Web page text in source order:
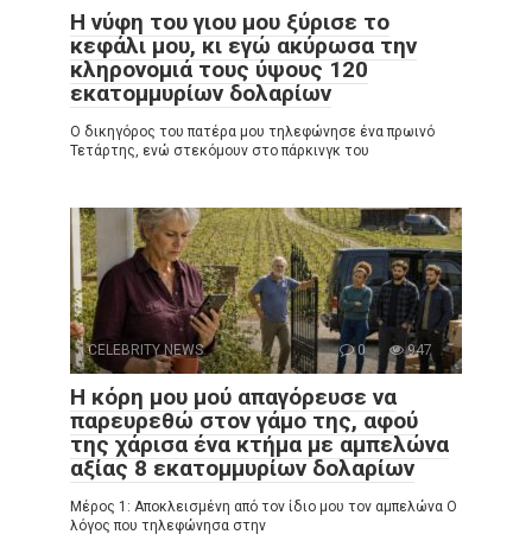
Η νύφη του γιου μου ξύρισε το
κεφάλι μου, κι εγώ ακύρωσα την
κληρονομιά τους ύψους 120
εκατομμυρίων δολαρίων
Ο δικηγόρος του πατέρα μου τηλεφώνησε ένα πρωινό
Τετάρτης, ενώ στεκόμουν στο πάρκινγκ του
CELEBRITY NEWS 0 947
Η κόρη μου μού απαγόρευσε να
παρευρεθώ στον γάμο της, αφού
της χάρισα ένα κτήμα με αμπελώνα
αξίας 8 εκατομμυρίων δολαρίων
Μέρος 1: Αποκλεισμένη από τον ίδιο μου τον αμπελώνα Ο
λόγος που τηλεφώνησα στην